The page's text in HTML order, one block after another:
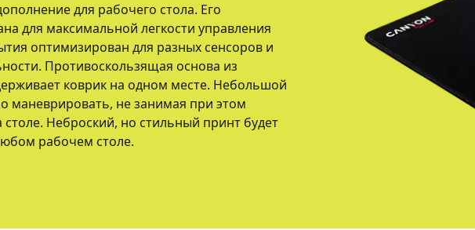
для рабочего стола. Его
для максимальной легкости управления
оптимизирован для разных сенсоров и
Противоскользящая основа из
коврик на одном месте. Небольшой
маневрировать, не занимая при этом
Неброский, но стильный принт будет
рабочем столе.